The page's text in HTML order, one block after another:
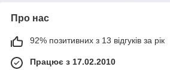
Про нас
92% позитивних з 13 відгуків за рік
Працює з 17.02.2010